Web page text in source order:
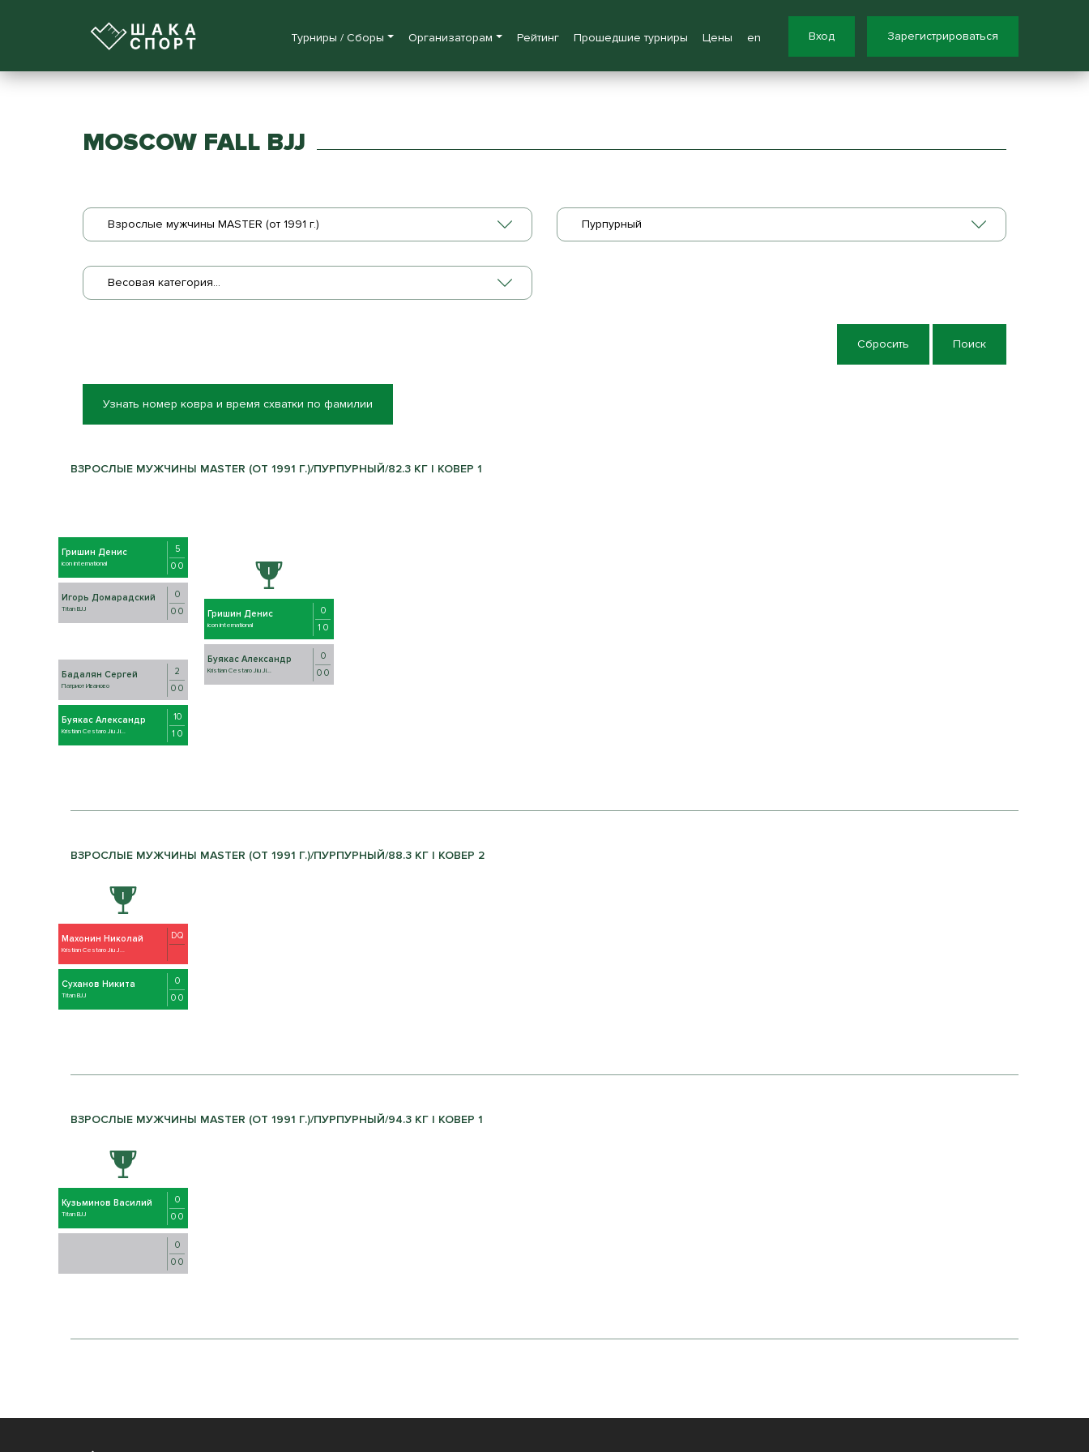
Турниры / Сборы Организаторам Рейтинг Прошедшие турниры Цены en Вход Зарегистрироваться
MOSCOW FALL BJJ
Взрослые мужчины MASTER (от 1991 г.) Пурпурный
Весовая категория...
Сбросить Поиск
Узнать номер ковра и время схватки по фамилии
ВЗРОСЛЫЕ МУЖЧИНЫ MASTER (ОТ 1991 Г.)/ПУРПУРНЫЙ/82.3 КГ | КОВЕР 1
Гришин Денис
icon international
5
0 0
Игорь Домарадский
Titan BJJ
0
0 0
Бадалян Сергей
Патриот Иваново
2
0 0
Буякас Александр
Kristian Cestaro Jiu Ji...
10
1 0
Гришин Денис
icon international
0
1 0
Буякас Александр
Kristian Cestaro Jiu Ji...
0
0 0
ВЗРОСЛЫЕ МУЖЧИНЫ MASTER (ОТ 1991 Г.)/ПУРПУРНЫЙ/88.3 КГ | КОВЕР 2
Махонин Николай
Kristian Cestaro Jiu J...
DQ
Суханов Никита
Titan BJJ
0
0 0
ВЗРОСЛЫЕ МУЖЧИНЫ MASTER (ОТ 1991 Г.)/ПУРПУРНЫЙ/94.3 КГ | КОВЕР 1
Кузьминов Василий
Titan BJJ
0
0 0
0
0 0